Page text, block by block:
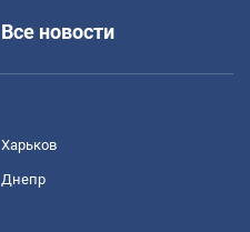
Все новости
Харьков
Днепр